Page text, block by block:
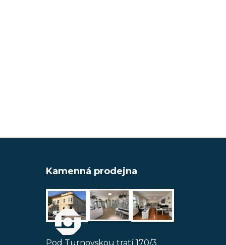
Kamenná prodejna
Pod Turnovskou tratí 170/3